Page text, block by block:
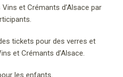
et Crémants d’Alsace par
tickets pour des verres et
et Crémants d’Alsace.
les enfants.